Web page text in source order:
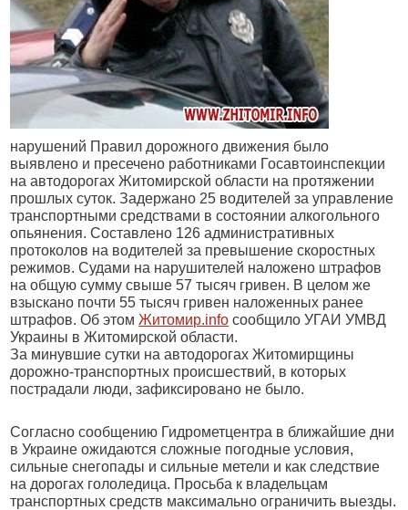
нарушений Правил дорожного движения было
выявлено и пресечено работниками Госавтоинспекции
на автодорогах Житомирской области на протяжении
прошлых суток. Задержано 25 водителей за управление
транспортными средствами в состоянии алкогольного
опьянения. Составлено 126 административных
протоколов на водителей за превышение скоростных
режимов. Судами на нарушителей наложено штрафов
на общую сумму свыше 57 тысяч гривен. В целом же
взыскано почти 55 тысяч гривен наложенных ранее
штрафов. Об этомЖитомир.info сообщило УГАИ УМВД
Украины в Житомирской области.
За минувшие сутки на автодорогах Житомирщины
дорожно-транспортных происшествий, в которых
пострадали люди, зафиксировано не было.
Согласно сообщению Гидрометцентра в ближайшие дни
в Украине ожидаются сложные погодные условия,
сильные снегопады и сильные метели и как следствие
на дорогах гололедица. Просьба к владельцам
транспортных средств максимально ограничить выезды.